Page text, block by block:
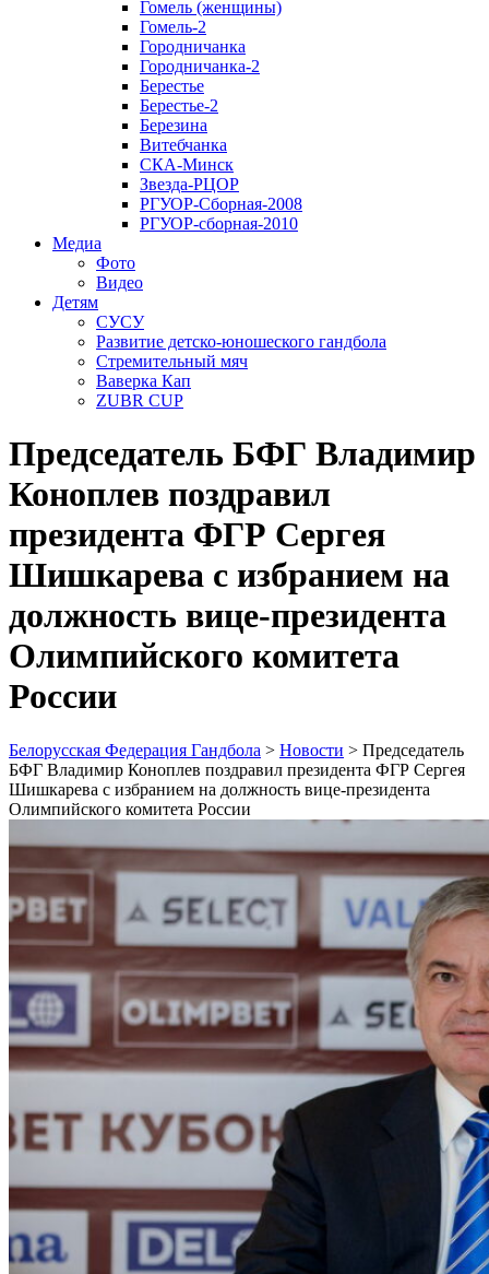
Гомель (женщины)
Гомель-2
Городничанка
Городничанка-2
Берестье
Берестье-2
Березина
Витебчанка
СКА-Минск
Звезда-РЦОР
РГУОР-Сборная-2008
РГУОР-сборная-2010
Медиа
Фото
Видео
Детям
СУСУ
Развитие детско-юношеского гандбола
Стремительный мяч
Ваверка Кап
ZUBR CUP
Председатель БФГ Владимир
Коноплев поздравил
президента ФГР Сергея
Шишкарева с избранием на
должность вице-президента
Олимпийского комитета
России
Белорусская Федерация Гандбола > Новости > Председатель
БФГ Владимир Коноплев поздравил президента ФГР Сергея
Шишкарева с избранием на должность вице-президента
Олимпийского комитета России